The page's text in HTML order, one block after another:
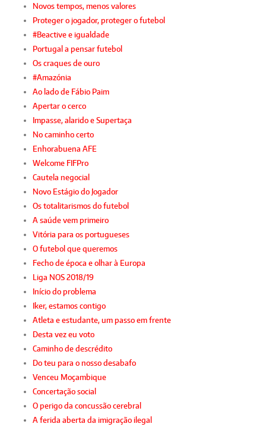
Novos tempos, menos valores
Proteger o jogador, proteger o futebol
#Beactive e igualdade
Portugal a pensar futebol
Os craques de ouro
#Amazónia
Ao lado de Fábio Paim
Apertar o cerco
Impasse, alarido e Supertaça
No caminho certo
Enhorabuena AFE
Welcome FIFPro
Cautela negocial
Novo Estágio do Jogador
Os totalitarismos do futebol
A saúde vem primeiro
Vitória para os portugueses
O futebol que queremos
Fecho de época e olhar à Europa
Liga NOS 2018/19
Início do problema
Iker, estamos contigo
Atleta e estudante, um passo em frente
Desta vez eu voto
Caminho de descrédito
Do teu para o nosso desabafo
Venceu Moçambique
Concertação social
O perigo da concussão cerebral
A ferida aberta da imigração ilegal